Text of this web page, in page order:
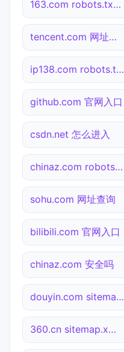
163.com robots.txt检测
tencent.com 网址查询
ip138.com robots.txt检测
github.com 官网入口
csdn.net 怎么进入
chinaz.com robots.txt检测
sohu.com 网址查询
bilibili.com 官网入口
chinaz.com 安全吗
douyin.com sitemap.xml检测
360.cn sitemap.xml检测